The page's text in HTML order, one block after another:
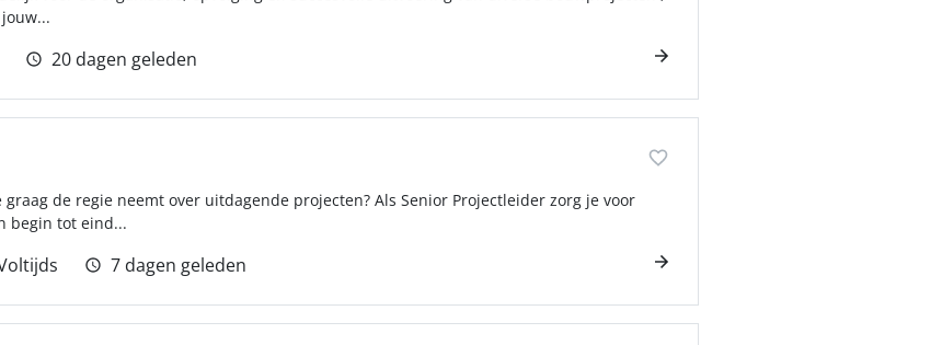
20 dagen geleden
de regie neemt over uitdagende projecten? Als Senior Projectleider zorg je voor
begin tot eind...
7 dagen geleden